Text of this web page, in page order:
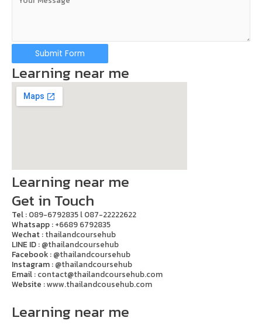
Submit Form
Learning near me
Learning near me
Get in Touch
Tel : 089-6792835 l 087-22222622
Whatsapp : +6689 6792835
Wechat : thailandcoursehub
LINE ID : @thailandcoursehub
Facebook : @thailandcoursehub
Instagram : @thailandcoursehub
Email : contact@thailandcoursehub.com
Website :www.thailandcousehub.com
Learning near me